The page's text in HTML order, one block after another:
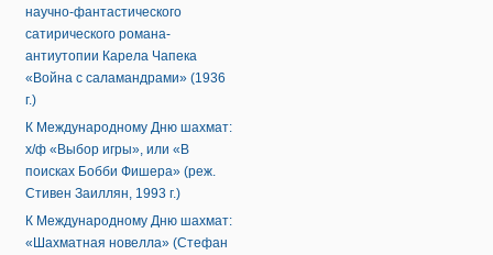
научно-фантастического
сатирического романа-
антиутопии Карела Чапека
«Война с саламандрами» (1936
г.)
К Международному Дню шахмат:
х/ф «Выбор игры», или «В
поисках Бобби Фишера» (реж.
Стивен Заиллян, 1993 г.)
К Международному Дню шахмат:
«Шахматная новелла» (Стефан